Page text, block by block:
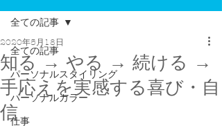
全ての記事
パーソナルスタイリング
パーソナルカラー
仕事
全ての記事
知る → やる → 続ける →
手応えを実感する喜び・自
信
2020年5月18日